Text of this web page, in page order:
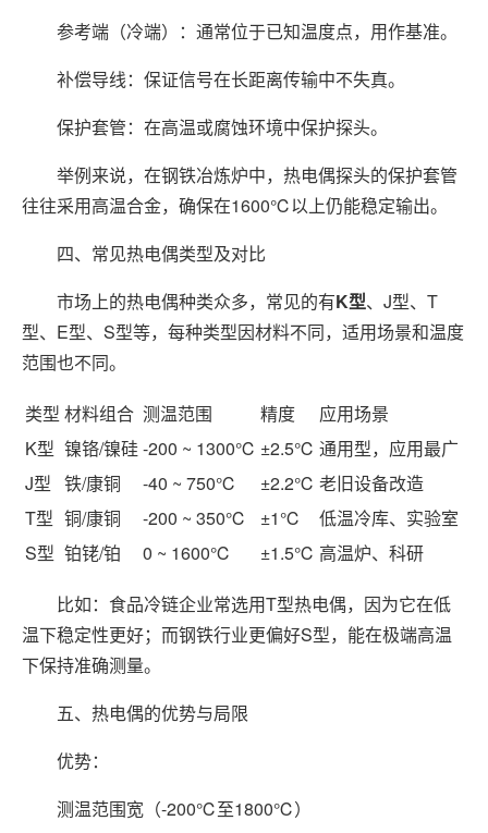
参考端（冷端）：通常位于已知温度点，用作基准。
补偿导线：保证信号在长距离传输中不失真。
保护套管：在高温或腐蚀环境中保护探头。
举例来说，在钢铁冶炼炉中，热电偶探头的保护套管
往往采用高温合金，确保在1600℃以上仍能稳定输出。
四、常见热电偶类型及对比
市场上的热电偶种类众多，常见的有K型、J型、T
型、E型、S型等，每种类型因材料不同，适用场景和温度
范围也不同。
类型 材料组合 测温范围 精度
应用场景
K型 镍铬/镍硅-200 ~ 1300℃ ±2.5℃ 通用型，应用最广
J型 铁/康铜 -40 ~ 750℃ ±2.2℃ 老旧设备改造
T型 铜/康铜 -200 ~ 350℃ ±1℃
低温冷库、实验室
S型 铂铑/铂 0 ~ 1600℃ ±1.5℃ 高温炉、科研
比如：食品冷链企业常选用T型热电偶，因为它在低
温下稳定性更好；而钢铁行业更偏好S型，能在极端高温
下保持准确测量。
五、热电偶的优势与局限
优势：
测温范围宽（-200℃至1800℃）